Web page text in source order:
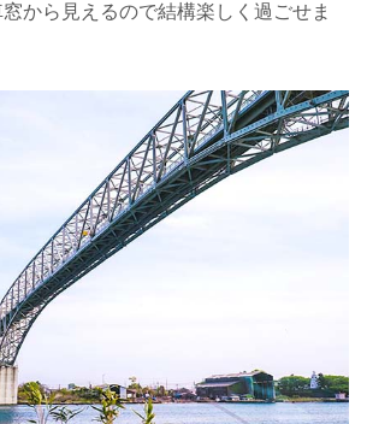
から見えるので結構楽しく過ごせま